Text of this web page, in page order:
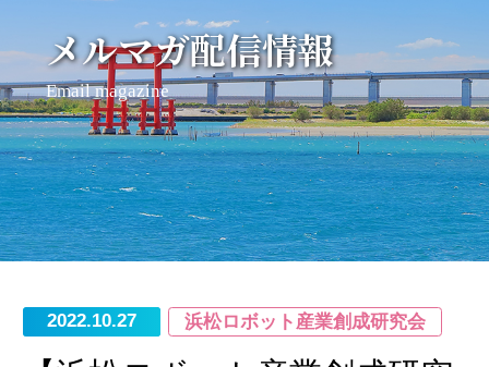
メルマガ配信情報
Email magazine
2022.10.27 浜松ロボット産業創成研究会